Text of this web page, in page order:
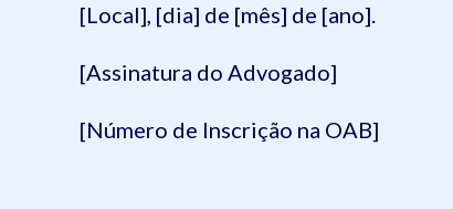
[Local], [dia] de [mês] de [ano].
[Assinatura do Advogado]
[Número de Inscrição na OAB]